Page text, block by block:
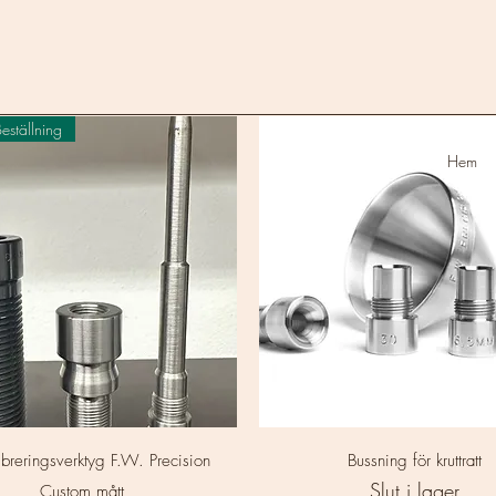
Hem
SnabbvisningF.W. Precision
Custom mått
Snabbvisning
Bussning för kruttratt
Slut i lager